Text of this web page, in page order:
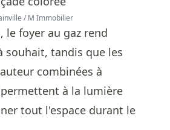
/ M Immobilier
le foyer au gaz rend
souhait, tandis que les
combinées à
à la lumière
tout l'espace durant le